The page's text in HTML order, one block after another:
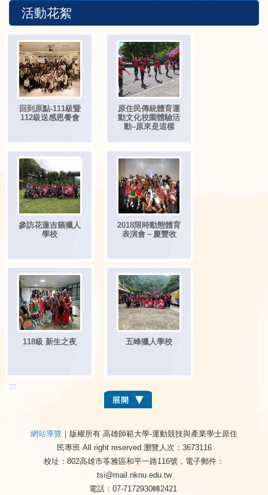
活動花絮
回到原點-111級暨
112級送感恩餐會
原住民傳統體育運
動文化校園體驗活
動–原來是這樣
參訪花蓮吉籟獵人
學校
2018限時動態體育
表演會－慶豐收
118級 新生之夜 五峰獵人學校
:::
網站導覽 ｜版權所有 高雄師範大學-運動競技與產業學士原住
民專班 All right reserved.瀏覽人次：3673116
校址：802高雄市苓雅區和平一路116號，電子郵件：
tsi@mail.nknu.edu.tw
電話：07-7172930轉2421